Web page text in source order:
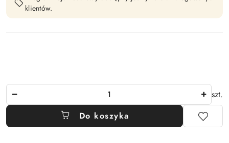
klientów.
szt.
Do koszyka